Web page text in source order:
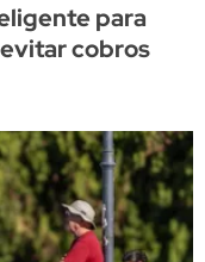
para
cobros